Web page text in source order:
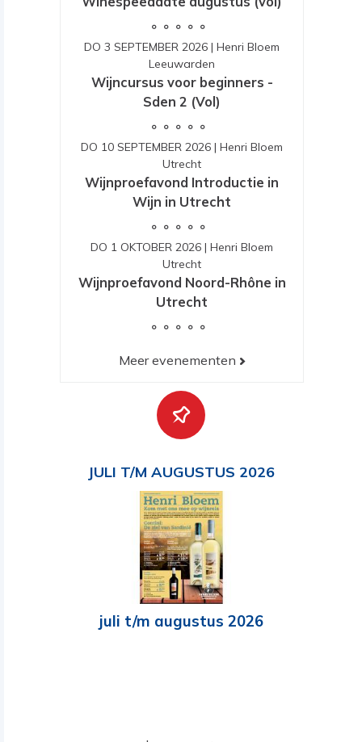
DO 3 SEPTEMBER 2026 | Henri Bloem
Leeuwarden
Wijncursus voor beginners -
Sden 2 (Vol)
DO 10 SEPTEMBER 2026 | Henri Bloem
Utrecht
Wijnproefavond Introductie in
Wijn in Utrecht
DO 1 OKTOBER 2026 | Henri Bloem
Utrecht
Wijnproefavond Noord-Rhône in
Utrecht
Meer evenementen
JULI T/M AUGUSTUS 2026
juli t/m augustus 2026